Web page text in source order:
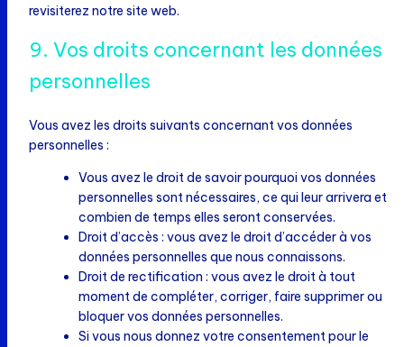
revisiterez notre site web.
9. Vos droits concernant les données
personnelles
Vous avez les droits suivants concernant vos données
personnelles :
Vous avez le droit de savoir pourquoi vos données
personnelles sont nécessaires, ce qui leur arrivera et
combien de temps elles seront conservées.
Droit d’accès : vous avez le droit d’accéder à vos
données personnelles que nous connaissons.
Droit de rectification : vous avez le droit à tout
moment de compléter, corriger, faire supprimer ou
bloquer vos données personnelles.
Si vous nous donnez votre consentement pour le